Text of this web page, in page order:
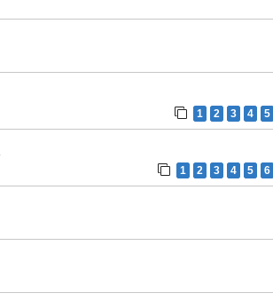
1 2 3 4 5
1 2 3 4 5 6